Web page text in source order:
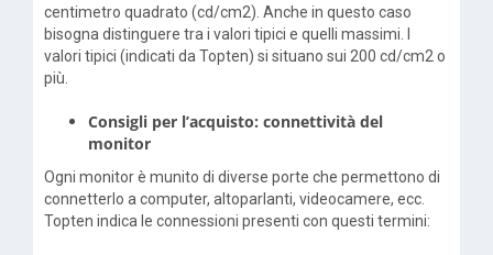
centimetro quadrato (cd/cm2). Anche in questo caso
bisogna distinguere tra i valori tipici e quelli massimi. I
valori tipici (indicati da Topten) si situano sui 200 cd/cm2 o
più.
Consigli per l’acquisto: connettività del
monitor
Ogni monitor è munito di diverse porte che permettono di
connetterlo a computer, altoparlanti, videocamere, ecc.
Topten indica le connessioni presenti con questi termini: